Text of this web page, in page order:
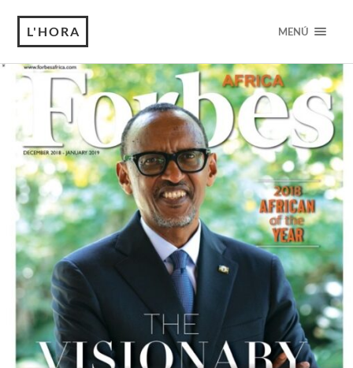
L'HORA MENÚ